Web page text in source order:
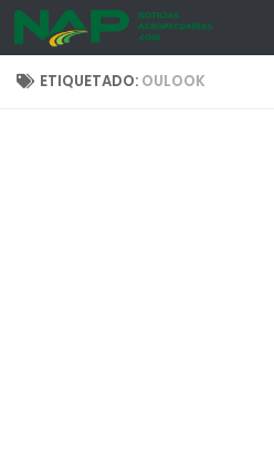
Skip to content
ETIQUETADO: OULOOK